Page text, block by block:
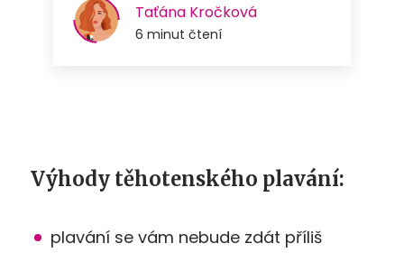
Výhody těhotenského plavání:
plavání se vám nebude zdát příliš